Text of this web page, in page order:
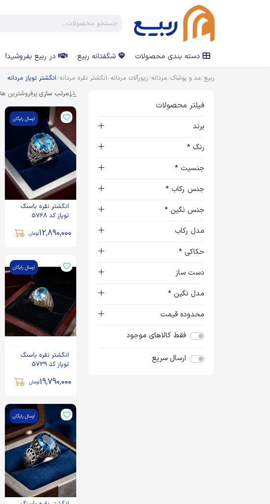
دسته بندی محصولات شگفتانه ربیع در ربیع بفروشید!
ربیع مد و پوشاک مردانه زیورآلات مردانه انگشتر نقره مردانه انگشتر توپاز مردانه
فیلتر محصولات
برند
رنگ *
جنسیت *
جنس رکاب *
جنس نگین *
مدل رکاب
حکاکی *
دست ساز
مدل نگین *
محدوده قیمت
فقط کالاهای موجود
ارسال سریع
مرتب سازی:پرفروشترین ها
ارسال رایگان
انگشتر نقره باسنگ
توپاز کد 5768
12,890,000تومان
ارسال رایگان
انگشتر نقره باسنگ
توپاز کد 5739
19,790,000تومان
ارسال رایگان